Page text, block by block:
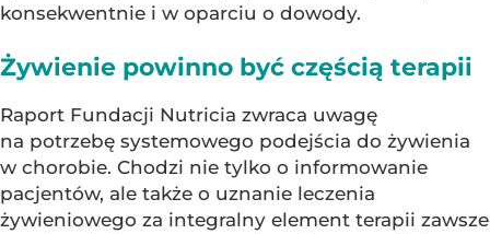
konsekwentnie i w oparciu o dowody.
Żywienie powinno być częścią terapii
Raport Fundacji Nutricia zwraca uwagę
na potrzebę systemowego podejścia do żywienia
w chorobie. Chodzi nie tylko o informowanie
pacjentów, ale także o uznanie leczenia
żywieniowego za integralny element terapii zawsze